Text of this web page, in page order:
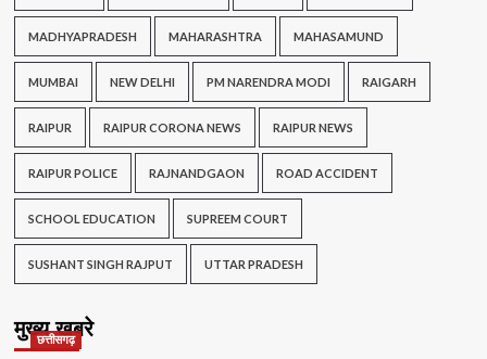
MADHYAPRADESH MAHARASHTRA MAHASAMUND
MUMBAI NEW DELHI PM NARENDRA MODI RAIGARH
RAIPUR RAIPUR CORONA NEWS RAIPUR NEWS
RAIPUR POLICE RAJNANDGAON ROAD ACCIDENT
SCHOOL EDUCATION SUPREEM COURT
SUSHANT SINGH RAJPUT UTTAR PRADESH
मुख्य खबरे
छत्तीसगढ़